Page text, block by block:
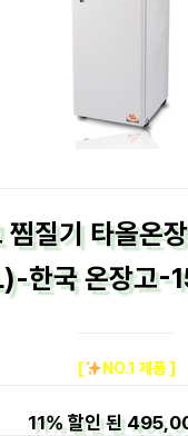
질기 타올온
한국 온장고
[ NO.1 제품 ]
11%할인 된